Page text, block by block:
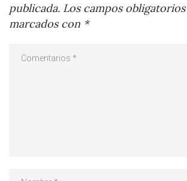
publicada. Los campos
marcados con *